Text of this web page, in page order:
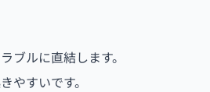
ブルに直結します。
やすいです。